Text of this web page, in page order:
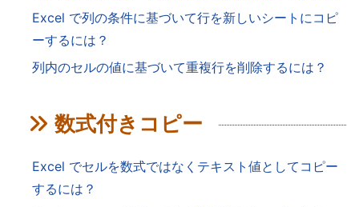
Excel で列の条件に基づいて行を新しいシートにコピ
ーするには？
列内のセルの値に基づいて重複行を削除するには？
数式付きコピー
Excel でセルを数式ではなくテキスト値としてコピー
するには？